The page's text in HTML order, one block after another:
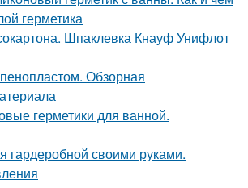
герметика
Шпаклевка Кнауф Унифлот
Обзорная
герметики для ванной.
гардеробной своими руками.